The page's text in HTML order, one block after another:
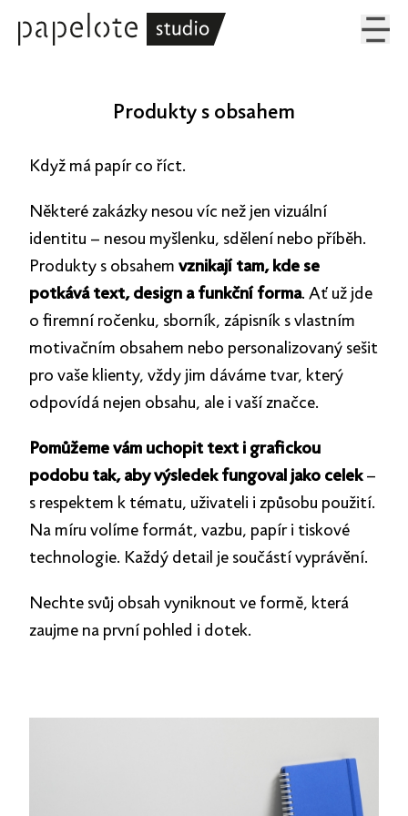
Produkty s obsahem
Když má papír co říct.
Některé zakázky nesou víc než jen vizuální
identitu – nesou myšlenku, sdělení nebo příběh.
Produkty s obsahem vznikají tam, kde se
potkává text, design a funkční forma. Ať už jde
o firemní ročenku, sborník, zápisník s vlastním
motivačním obsahem nebo personalizovaný sešit
pro vaše klienty, vždy jim dáváme tvar, který
odpovídá nejen obsahu, ale i vaší značce.
Pomůžeme vám uchopit text i grafickou
podobu tak, aby výsledek fungoval jako celek–
s respektem k tématu, uživateli i způsobu použití.
Na míru volíme formát, vazbu, papír i tiskové
technologie. Každý detail je součástí vyprávění.
Nechte svůj obsah vyniknout ve formě, která
zaujme na první pohled i dotek.